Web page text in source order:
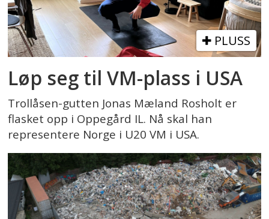
PLUSS
Løp seg til VM-plass i USA
Trollåsen-gutten Jonas Mæland Rosholt er
flasket opp i Oppegård IL. Nå skal han
representere Norge i U20 VM i USA.